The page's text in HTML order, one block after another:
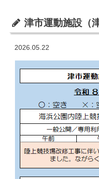
津市運動施設（
2026.05.22